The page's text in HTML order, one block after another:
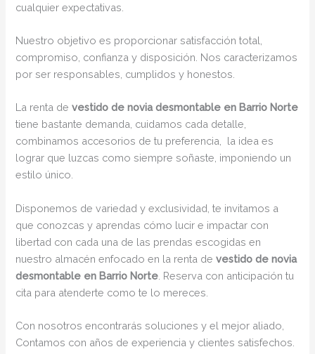
cualquier expectativas.
Nuestro objetivo es proporcionar satisfacción total,
compromiso, confianza y disposición. Nos caracterizamos
por ser responsables, cumplidos y honestos.
La renta devestido de novia desmontable en Barrio Norte
tiene bastante demanda, cuidamos cada detalle,
combinamos accesorios de tu preferencia, la idea es
lograr que luzcas como siempre soñaste, imponiendo un
estilo único.
Disponemos de variedad y exclusividad, te invitamos a
que conozcas y aprendas cómo lucir e impactar con
libertad con cada una de las prendas escogidas en
nuestro almacén enfocado en la renta devestido de novia
desmontable en Barrio Norte . Reserva con anticipación tu
cita para atenderte como te lo mereces.
Con nosotros encontrarás soluciones y el mejor aliado,
Contamos con años de experiencia y clientes satisfechos.